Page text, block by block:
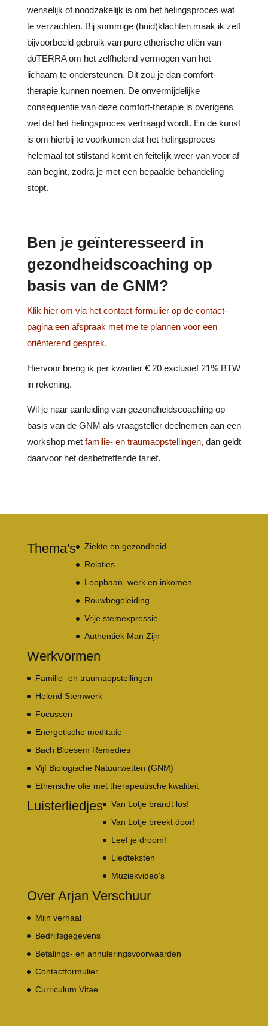
wenselijk of noodzakelijk is om het helingsproces wat
te verzachten. Bij sommige (huid)klachten maak ik zelf
bijvoorbeeld gebruik van pure etherische oliën van
dōTERRA om het zelfhelend vermogen van het
lichaam te ondersteunen. Dit zou je dan comfort-
therapie kunnen noemen. De onvermijdelijke
consequentie van deze comfort-therapie is overigens
wel dat het helingsproces vertraagd wordt. En de kunst
is om hierbij te voorkomen dat het helingsproces
helemaal tot stilstand komt en feitelijk weer van voor af
aan begint, zodra je met een bepaalde behandeling
stopt.
Ben je geïnteresseerd in
gezondheidscoaching op
basis van de GNM?
Klik hier om via het contact-formulier op de contact-
pagina een afspraak met me te plannen voor een
oriënterend gesprek.
Hiervoor breng ik per kwartier € 20 exclusief 21% BTW
in rekening.
Wil je naar aanleiding van gezondheidscoaching op
basis van de GNM als vraagsteller deelnemen aan een
workshop met familie- en traumaopstellingen, dan geldt
daarvoor het desbetreffende tarief.
Thema's
Ziekte en gezondheid
Relaties
Loopbaan, werk en inkomen
Rouwbegeleiding
Vrije stemexpressie
Authentiek Man Zijn
Werkvormen
Familie- en traumaopstellingen
Helend Stemwerk
Focussen
Energetische meditatie
Bach Bloesem Remedies
Vijf Biologische Natuurwetten (GNM)
Etherische olie met therapeutische kwaliteit
Luisterliedjes
Van Lotje brandt los!
Van Lotje breekt door!
Leef je droom!
Liedteksten
Muziekvideo's
Over Arjan Verschuur
Mijn verhaal
Bedrijfsgegevens
Betalings- en annuleringsvoorwaarden
Contactformulier
Curriculum Vitae